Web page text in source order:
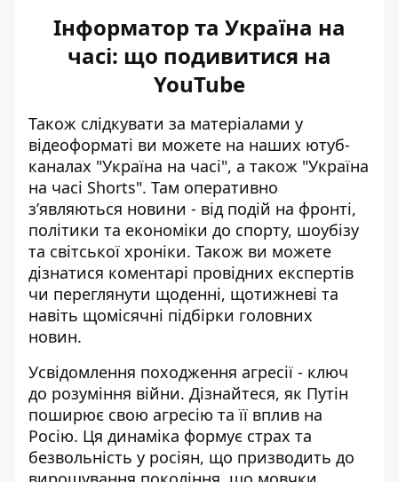
Інформатор та Україна на
часі: що подивитися на
YouTube
Також слідкувати за матеріалами у
відеоформаті ви можете на наших ютуб-
каналах "Україна на часі", а також "Україна
на часі Shorts". Там оперативно
зʼявляються новини - від подій на фронті,
політики та економіки до спорту, шоубізу
та світської хроніки. Також ви можете
дізнатися коментарі провідних експертів
чи переглянути щоденні, щотижневі та
навіть щомісячні підбірки головних
новин.
Усвідомлення походження агресії - ключ
до розуміння війни. Дізнайтеся, як Путін
поширює свою агресію та її вплив на
Росію. Ця динаміка формує страх та
безвольність у росіян, що призводить до